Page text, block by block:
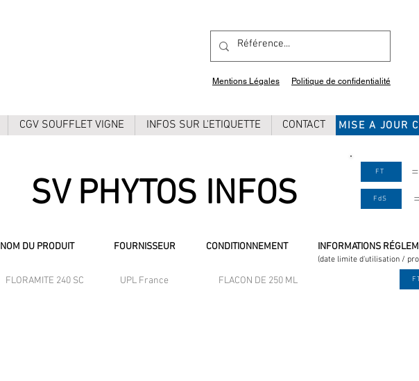
Mentions Légales Politique de confidentialité
CGV SOUFFLET VIGNE INFOS SUR L'ETIQUETTE CONTACT MISE A JOUR
SV PHYTOS INFOS
FT =
FdS
NOM DU PRODUIT FOURNISSEUR CONDITIONNEMENT INFORMATIONS
(date limite d'utilisation /
FLORAMITE 240 SC UPL France FLACON DE 250 ML